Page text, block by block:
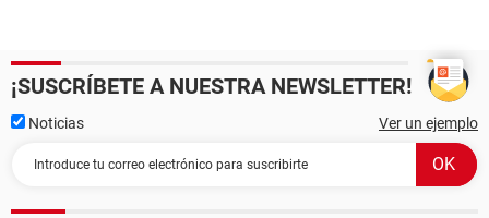
¡SUSCRÍBETE A NUESTRA NEWSLETTER!
Noticias Ver un ejemplo